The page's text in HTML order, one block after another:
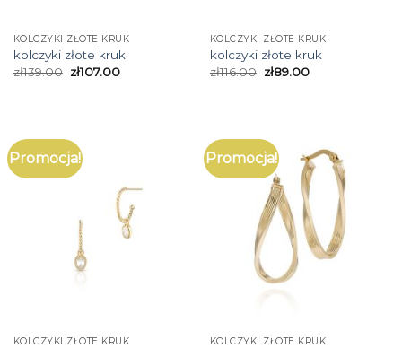
KOLCZYKI ZŁOTE KRUK
kolczyki złote kruk
zł139.00 zł107.00
KOLCZYKI ZŁOTE KRUK
kolczyki złote kruk
zł116.00 zł89.00
Promocja!
KOLCZYKI ZŁOTE KRUK
Promocja!
KOLCZYKI ZŁOTE KRUK